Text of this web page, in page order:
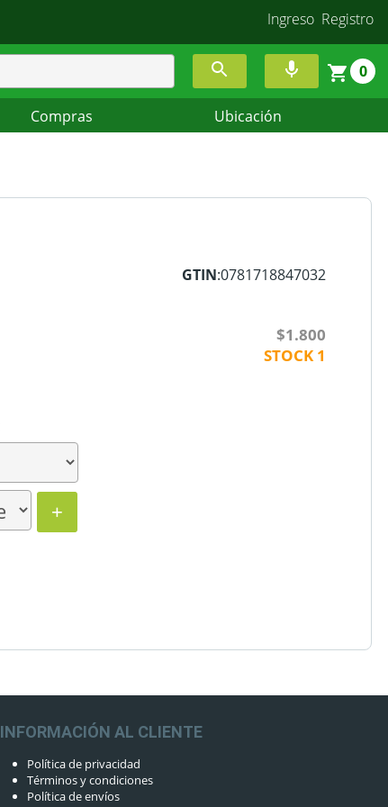
Ingreso Registro
0
Compras Ubicación
GTIN:0781718847032
$1.800
STOCK 1
+
INFORMACIÓN AL CLIENTE
Política de privacidad
Términos y condiciones
Política de envíos